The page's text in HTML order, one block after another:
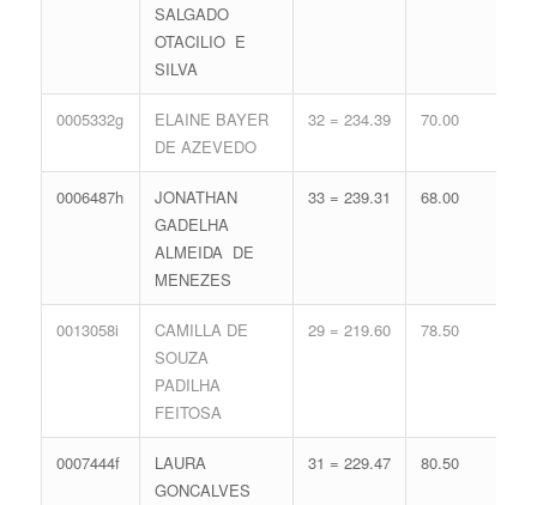
SALGADO
OTACILIO E
SILVA
0005332g
ELAINE BAYER
DE AZEVEDO
32 = 234.39 70.00
0006487h
JONATHAN
GADELHA
ALMEIDA DE
MENEZES
33 = 239.31 68.00
0013058i
CAMILLA DE
SOUZA
PADILHA
FEITOSA
29 = 219.60 78.50
0007444f
LAURA
GONCALVES
31 = 229.47 80.50